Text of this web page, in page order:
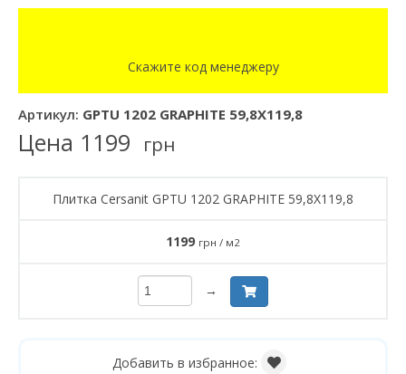
Скажите код менеджеру
Артикул: GPTU 1202 GRAPHITE 59,8X119,8
Цена 1199 грн
Плитка Cersanit GPTU 1202 GRAPHITE 59,8X119,8
1199 грн / м2
→
Добавить в избранное: